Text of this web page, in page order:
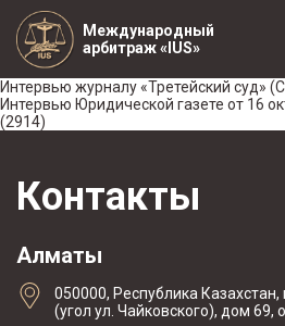
Международный
арбитраж «IUS»
Публикации
Новости
Интервью журналу «Третейский суд»
Интервью Юридической газете от 16
(2914)
Контакты
Алматы
050000, Республика
(угол ул. Чайковского), дом 69,